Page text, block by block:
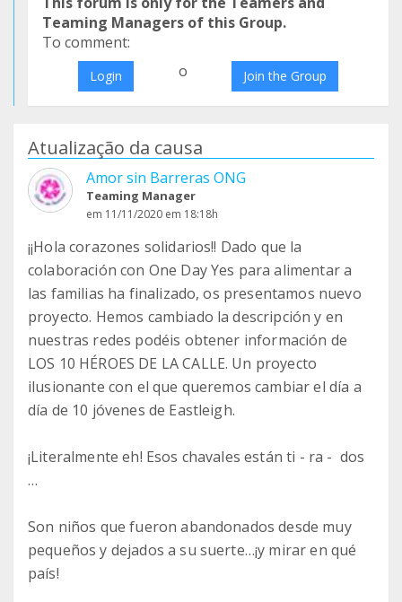
Teaming Managers of this Group.
To comment:
Login o Join the Group
Atualização da causa
Amor sin Barreras ONG
Teaming Manager
em 11/11/2020 em 18:18h
¡¡Hola corazones solidarios!! Dado que la
colaboración con One Day Yes para alimentar a
las familias ha finalizado, os presentamos nuevo
proyecto. Hemos cambiado la descripción y en
nuestras redes podéis obtener información de
LOS 10 HÉROES DE LA CALLE. Un proyecto
ilusionante con el que queremos cambiar el día a
día de 10 jóvenes de Eastleigh.
¡Literalmente eh! Esos chavales están ti - ra - dos
…
Son niños que fueron abandonados desde muy
pequeños y dejados a su suerte…¡y mirar en qué
país!